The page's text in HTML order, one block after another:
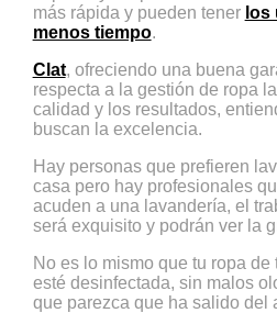
más rápida y pueden tener los
menos tiempo.
Clat, ofreciendo una buena
respecta a la gestión de ropa
calidad y los resultados,
buscan la excelencia.
Hay personas que prefieren
casa pero hay profesionales
acuden a una lavandería, el
será exquisito y podrán ver la
No es lo mismo que tu ropa
esté desinfectada, sin malos
que parezca que ha salido del